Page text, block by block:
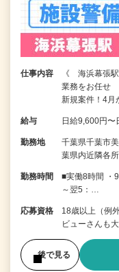
仕事内容
《 海浜幕張
業務をお任せ
新規案件！4月
給与 日給9,600円〜
勤務地
千葉県千葉市
葉県内近隣各
勤務時間
■実働8時間 ・
～翌5：…
応募資格
18歳以上（例
ビューさんも大
後で見る